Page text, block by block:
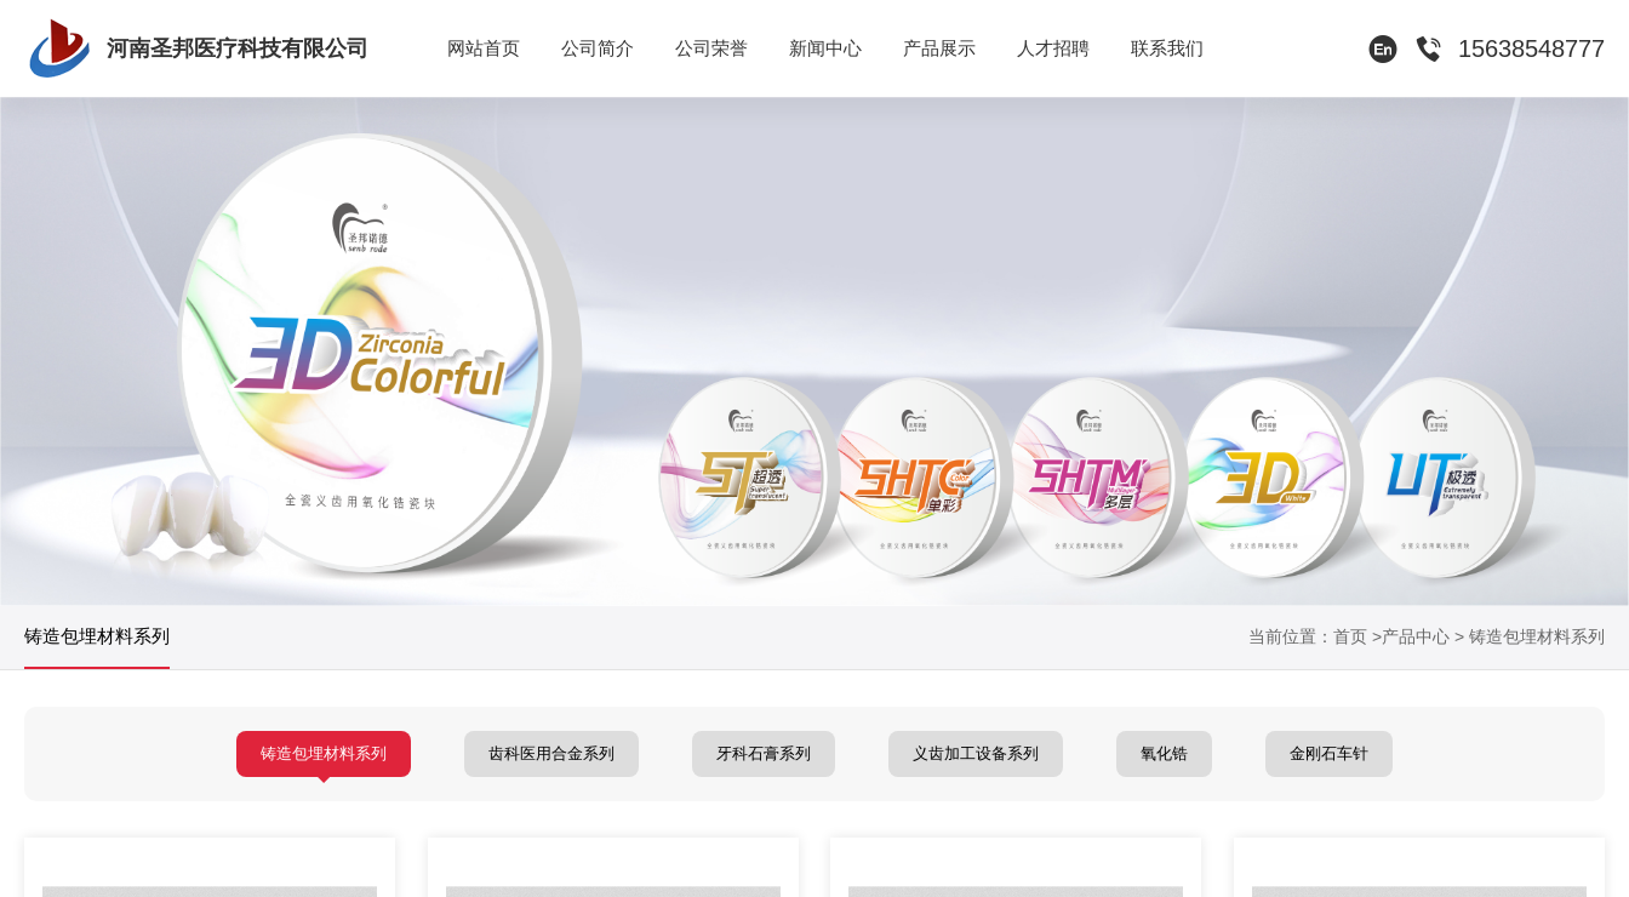
河南圣邦医疗科技有限公司 网站首页 公司简介 公司荣誉 新闻中心 产品展示 人才招聘 联系我们   15638548777
当前位置： 首页 >产品中心 > 铸造包埋材料系列
铸造包埋材料系列
铸造包埋材料系列 齿科医用合金系列 牙科石膏系列 义齿加工设备系列 氧化锆 金刚石车针